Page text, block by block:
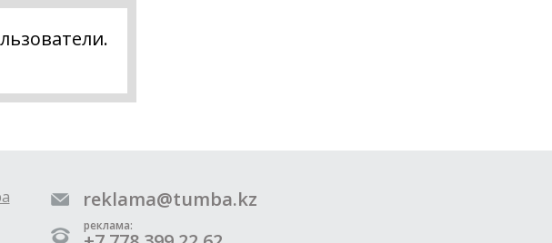
reklama@tumba.kz
реклама: